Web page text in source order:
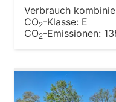
Verbrauch
CO2-Klasse: E
CO2-Emissionen: